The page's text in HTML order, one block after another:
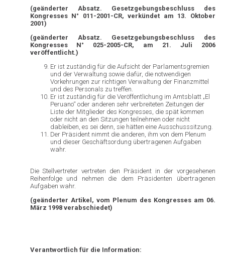
(geänderter Absatz. Gesetzgebungsbeschluss des
Kongresses N° 011-2001-CR, verkündet am 13. Oktober
2001)
(geänderter Absatz. Gesetzgebungsbeschluss des
Kongresses N° 025-2005-CR, am 21. Juli 2006
veröffentlicht.)
Er ist zuständig für die Aufsicht der Parlamentsgremien
und der Verwaltung sowie dafür, die notwendigen
Vorkehrungen zur richtigen Verwaltung der Finanzmittel
und des Personals zu treffen.
Er ist zuständig für die Veröffentlichung im Amtsblatt „El
Peruano“ oder anderen sehr verbreiteten Zeitungen der
Liste der Mitglieder des Kongresses, die spät kommen
oder nicht an den Sitzungen teilnehmen oder nicht
dableiben, es sei denn, sie hätten eine Ausschusssitzung.
Der Präsident nimmt die anderen, ihm von dem Plenum
und dieser Geschäftsordung übertragenen Aufgaben
wahr.
Die Stellvertreter vertreten den Präsident in der vorgesehenen
Reihenfolge und nehmen die dem Präsidenten übertragenen
Aufgaben wahr.
(geänderter Artikel, vom Plenum des Kongresses am 06.
März 1998 verabschiedet)
Verantwortlich für die Information: